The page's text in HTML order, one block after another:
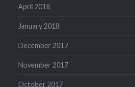
April 2018
January 2018
December 2017
November 2017
October 2017